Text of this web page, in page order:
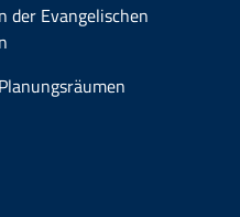
der Evangelischen